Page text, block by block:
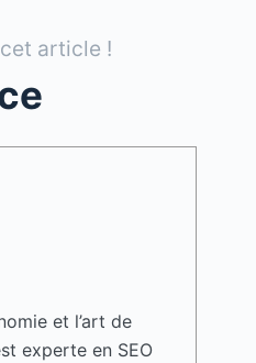
article !
et l’art de
experte en SEO